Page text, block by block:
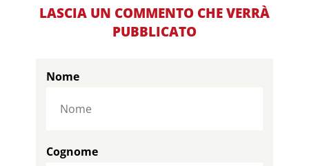
LASCIA UN COMMENTO CHE VERRÀ
PUBBLICATO
Nome
Cognome